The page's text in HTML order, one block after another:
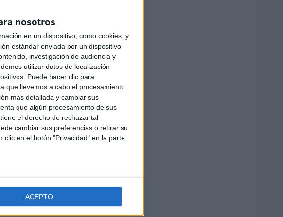
nosotros
en un dispositivo, como cookies, y
estándar enviada por un dispositivo
investigación de audiencia y
utilizar datos de localización
Puede hacer clic para
que llevemos a cabo el procesamiento
más detallada y cambiar sus
que algún procesamiento de sus
el derecho de rechazar tal
cambiar sus preferencias o retirar su
clic en el botón "Privacidad" en la parte
ACEPTO
de cinco
El